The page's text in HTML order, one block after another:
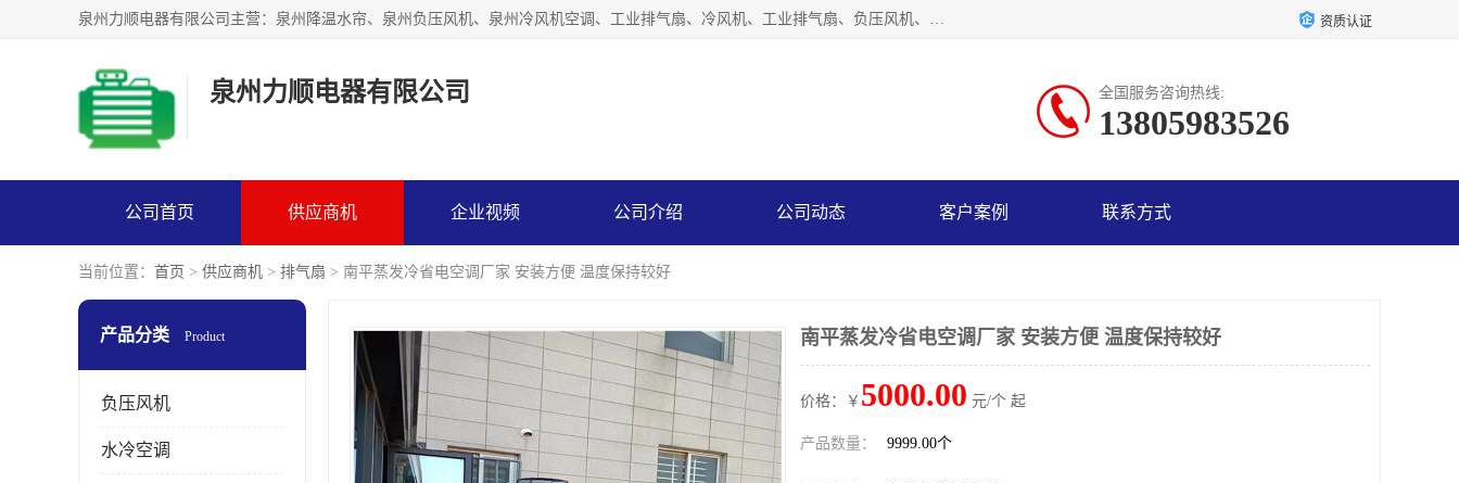
泉州力顺电器有限公司主营：泉州降温水帘、泉州负压风机、泉州冷风机空调、工业排气扇、冷风机、工业排气扇、负压风机、负压风机、水冷空调、降温水帘等产品。为用户解决了通风、降温、除味、除尘等难题，其环保、节能的理念与用户的实践检验结果相吻合，赢得了广大客户的信誉和青睐。 资质认证
泉州力顺电器有限公司 全国服务咨询热线:
13805983526
公司首页 供应商机 企业视频 公司介绍 公司动态 客户案例 联系方式
当前位置： 首页 > 供应商机 > 排气扇 > 南平蒸发冷省电空调厂家 安装方便 温度保持较好
产品分类 Product
负压风机
水冷空调
南平蒸发冷省电空调厂家 安装方便 温度保持较好
价格：￥ 5000.00 元/个 起
产品数量： 9999.00个